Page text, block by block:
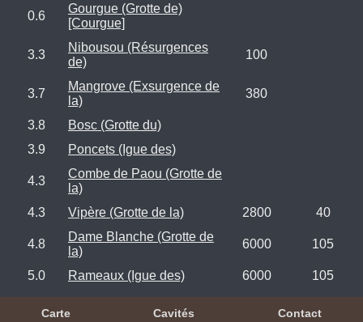
0.6
Gourgue (Grotte de)
[Courgue]
3.3
Nibousou (Résurgences
de)
100
3.7
Mangrove (Exsurgence de
la)
380
3.8
Bosc (Grotte du)
3.9
Poncets (Igue des)
4.3
Combe de Paou (Grotte de
la)
4.3
Vipère (Grotte de la) 2800 40
4.8
Dame Blanche (Grotte de
la)
6000 105
5.0 Rameaux (Igue des) 6000 105
Carte Cavités Contact